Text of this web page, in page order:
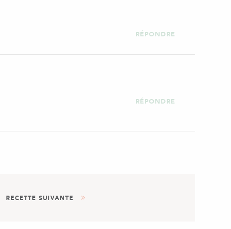
RÉPONDRE
RÉPONDRE
RECETTE SUIVANTE